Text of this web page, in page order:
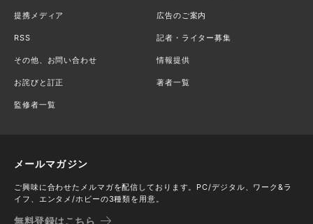
提携メディア 広告のご案内
RSS 記者・ライター募集
その他、お問い合わせ 情報提供
お詫びと訂正 著者一覧
監修者一覧
メールマガジン
ご興味に合わせたメルマガを配信しております。PC/デジタル、ワーク&ラ
イフ、エンタメ/ホビーの3種類を用意。
無料登録はこちら